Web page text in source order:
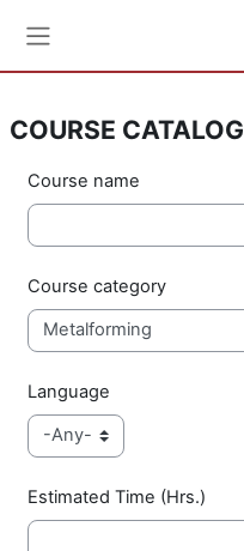
COURSE CATALOG
Course name
Course category
Language
Estimated Time (Hrs.)